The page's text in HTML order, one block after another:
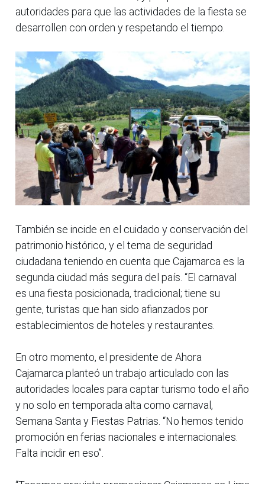
autoridades para que las actividades de la fiesta se
desarrollen con orden y respetando el tiempo.
También se incide en el cuidado y conservación del
patrimonio histórico, y el tema de seguridad
ciudadana teniendo en cuenta que Cajamarca es la
segunda ciudad más segura del país. “El carnaval
es una fiesta posicionada, tradicional; tiene su
gente, turistas que han sido afianzados por
establecimientos de hoteles y restaurantes.
En otro momento, el presidente de Ahora
Cajamarca planteó un trabajo articulado con las
autoridades locales para captar turismo todo el año
y no solo en temporada alta como carnaval,
Semana Santa y Fiestas Patrias. “No hemos tenido
promoción en ferias nacionales e internacionales.
Falta incidir en eso”.